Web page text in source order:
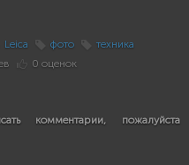
Leica фото
техника
0 оценок
комментарии, пожалуйста